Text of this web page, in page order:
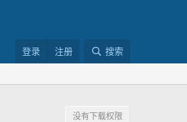
登录 注册 搜索
没有下载权限